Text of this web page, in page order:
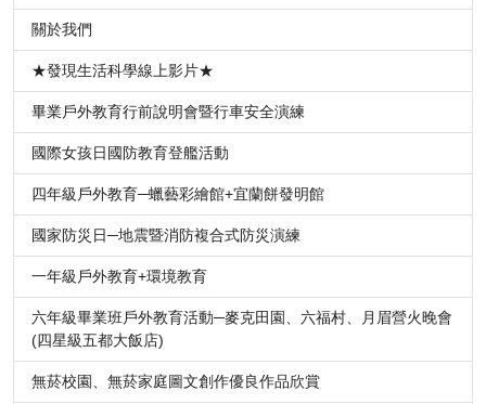
關於我們
★發現生活科學線上影片★
畢業戶外教育行前說明會暨行車安全演練
國際女孩日國防教育登艦活動
四年級戶外教育─蠟藝彩繪館+宜蘭餅發明館
國家防災日─地震暨消防複合式防災演練
一年級戶外教育+環境教育
六年級畢業班戶外教育活動─麥克田園、六福村、月眉營火晚會
(四星級五都大飯店)
無菸校園、無菸家庭圖文創作優良作品欣賞